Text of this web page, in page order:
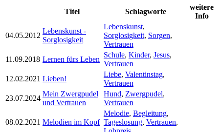
Titel Schlagworte
weitere
Info
04.05.2012
Lebenskunst -
Sorglosigkeit
Lebenskunst,
Sorglosigkeit, Sorgen,
Vertrauen
11.09.2018 Lernen fürs Leben
Schule, Kinder, Jesus,
Vertrauen
12.02.2021 Lieben!
Liebe, Valentinstag,
Vertrauen
23.07.2024
Mein Zwergpudel
und Vertrauen
Hund, Zwergpudel,
Vertrauen
08.02.2021 Melodien im Kopf
Melodie, Begleitung,
Tageslosung, Vertrauen,